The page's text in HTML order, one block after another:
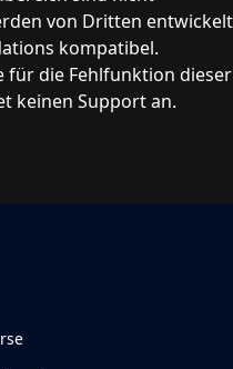
von Dritten entwickelt
kompatibel.
für die Fehlfunktion dieser
keinen Support an.